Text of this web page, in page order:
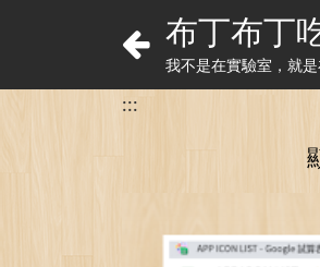
布丁布丁
我不是在實驗室，就是
:::